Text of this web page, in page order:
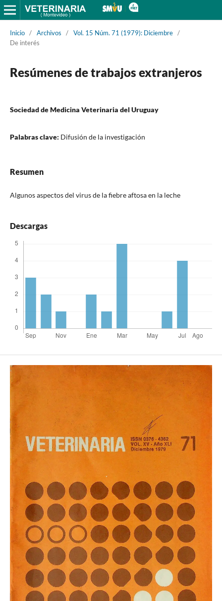
Inicio / Archivos / Vol. 15 Núm. 71 (1979): Diciembre /
De interés
Resúmenes de trabajos extranjeros
Sociedad de Medicina Veterinaria del Uruguay
Palabras clave: Difusión de la investigación
Resumen
Algunos aspectos del virus de la fiebre aftosa en la leche
Descargas